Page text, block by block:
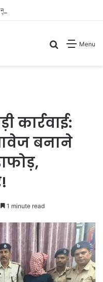
Menu
Search for
कार्रवाई:
बनाने
1 minute read